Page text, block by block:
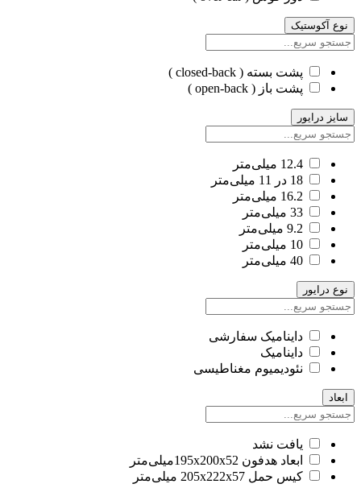
نوع آکوستیک
پشت بسته ( closed-back )
پشت باز ( open-back )
سایز درایور
12.4 میلی‌متر
18 در 11 میلی‌متر
16.2 میلی‌متر
33 میلی‌متر
9.2 میلی‌متر
10 میلی‌متر
40 میلی‌متر
نوع درایور
داینامیک سفارشی
داینامیک
نئودیمیوم مغناطیسی
ابعاد
یافت نشد
ابعاد هدفون 195x200x52میلی‌متر
کیس حمل 205x222x57 میلی‌متر